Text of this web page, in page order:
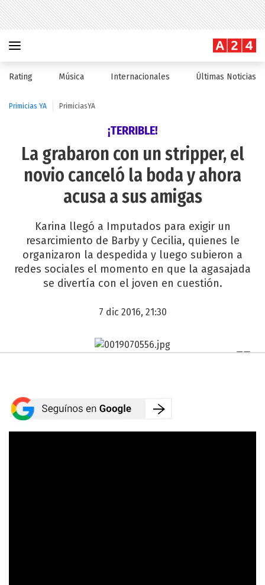
Rating Música Internacionales Últimas Noticias
Primicias YA PrimiciasYA
¡TERRIBLE!
La grabaron con un stripper, el
novio canceló la boda y ahora
acusa a sus amigas
Karina llegó a Imputados para exigir un
resarcimiento de Barby y Cecilia, quienes le
organizaron la despedida y luego subieron a
redes sociales el momento en que la agasajada
se divertía con el joven en cuestión.
7 dic 2016, 21:30